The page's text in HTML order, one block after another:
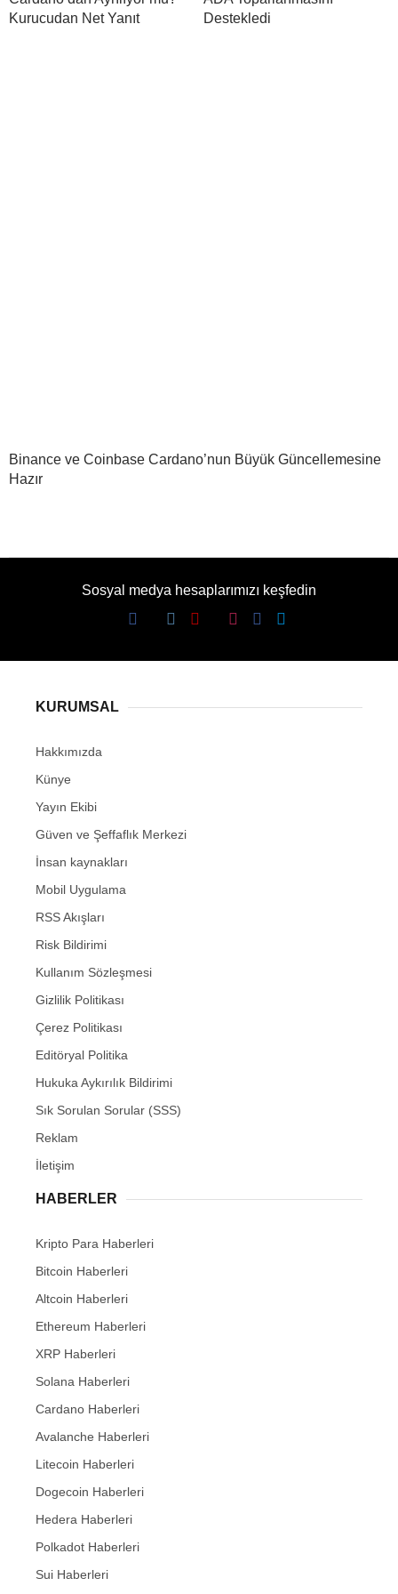
Kurucudan Net Yanıt
Destekledi
Binance ve Coinbase Cardano’nun Büyük Güncellemesine
Hazır
Sosyal medya hesaplarımızı keşfedin
KURUMSAL
Hakkımızda
Künye
Yayın Ekibi
Güven ve Şeffaflık Merkezi
İnsan kaynakları
Mobil Uygulama
RSS Akışları
Risk Bildirimi
Kullanım Sözleşmesi
Gizlilik Politikası
Çerez Politikası
Editöryal Politika
Hukuka Aykırılık Bildirimi
Sık Sorulan Sorular (SSS)
Reklam
İletişim
HABERLER
Kripto Para Haberleri
Bitcoin Haberleri
Altcoin Haberleri
Ethereum Haberleri
XRP Haberleri
Solana Haberleri
Cardano Haberleri
Avalanche Haberleri
Litecoin Haberleri
Dogecoin Haberleri
Hedera Haberleri
Polkadot Haberleri
Sui Haberleri